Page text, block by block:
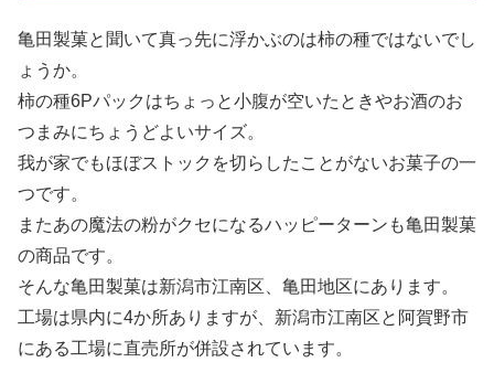
亀田製菓と聞いて真っ先に浮かぶのは柿の種ではないでし
ょうか。
柿の種6Pパックはちょっと小腹が空いたときやお酒のお
つまみにちょうどよいサイズ。
我が家でもほぼストックを切らしたことがないお菓子の一
つです。
またあの魔法の粉がクセになるハッピーターンも亀田製菓
の商品です。
そんな亀田製菓は新潟市江南区、亀田地区にあります。
工場は県内に4か所ありますが、新潟市江南区と阿賀野市
にある工場に直売所が併設されています。